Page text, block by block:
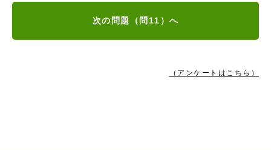
次の問題（問11）へ
（アンケートはこちら）